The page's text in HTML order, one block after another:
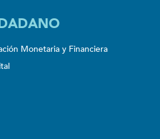
Monetaria y Financiera